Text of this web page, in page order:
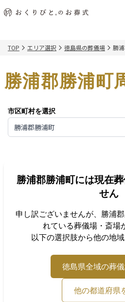
初めての方へ 納
アフターサポート
会社概要 店
関東エリア
千葉県
北海道エリア
ご葬儀事例 お
葬儀の知識 供
TOP エリア選択 徳島県の葬儀場 勝
勝浦郡勝浦町
市区町村を選択
勝浦郡勝浦町
勝浦郡勝浦町には現在
せん
申し訳ございませんが、 勝浦
れている葬儀場・斎場
以下の選択肢から他の地域
徳島県全域の葬
他の都道府県